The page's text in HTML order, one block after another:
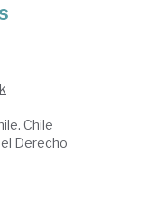
Chile
Derecho